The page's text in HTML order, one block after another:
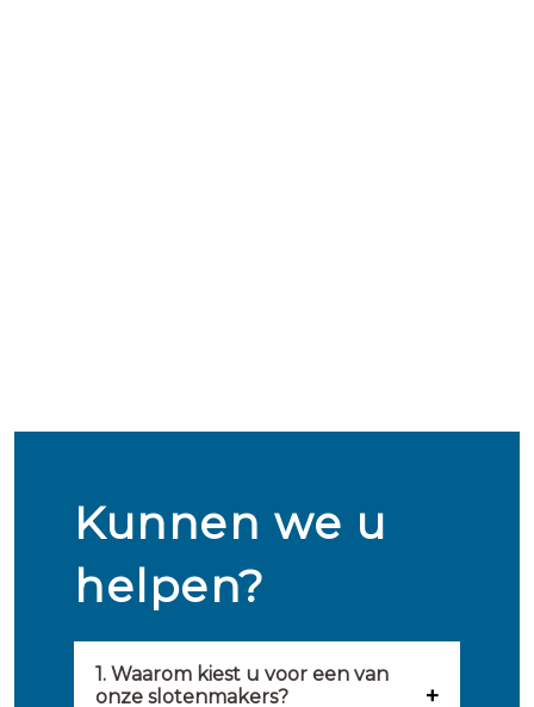
Kunnen we u
helpen?
1. Waarom kiest u voor een van
onze slotenmakers?